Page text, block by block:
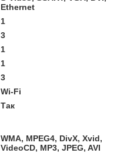
Ethernet
1
3
1
1
3
Wi-Fi
Так
WMA, MPEG4, DivX, Xvid,
VideoCD, MP3, JPEG, AVI